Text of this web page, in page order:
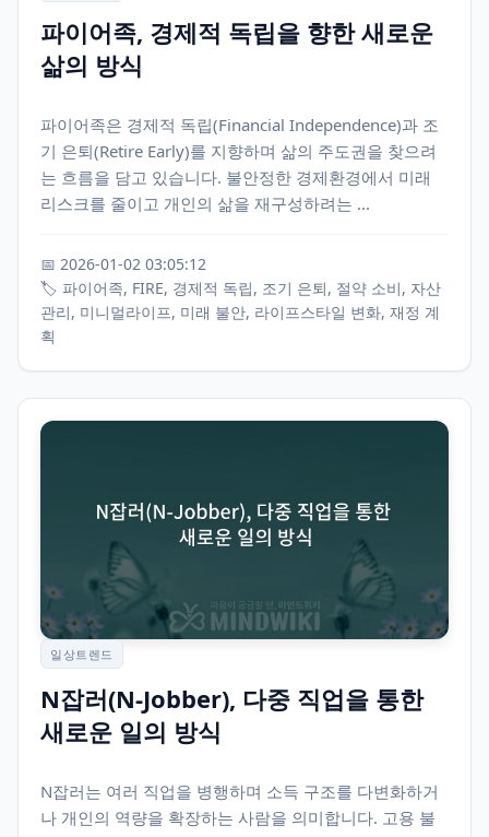
파이어족, 경제적 독립을 향한 새로운
삶의 방식
파이어족은 경제적 독립(Financial Independence)과 조
기 은퇴(Retire Early)를 지향하며 삶의 주도권을 찾으려
는 흐름을 담고 있습니다. 불안정한 경제환경에서 미래
리스크를 줄이고 개인의 삶을 재구성하려는 ...
📅 2026-01-02 03:05:12
🏷️ 파이어족, FIRE, 경제적 독립, 조기 은퇴, 절약 소비, 자산
관리, 미니멀라이프, 미래 불안, 라이프스타일 변화, 재정 계
획
일상트렌드
N잡러(N-Jobber), 다중 직업을 통한
새로운 일의 방식
N잡러는 여러 직업을 병행하며 소득 구조를 다변화하거
나 개인의 역량을 확장하는 사람을 의미합니다. 고용 불